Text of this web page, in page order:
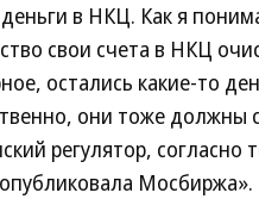
в НКЦ. Как я
свои счета в НКЦ
остались какие-то
они тоже должны
регулятор, согласно
Мосбиржа».